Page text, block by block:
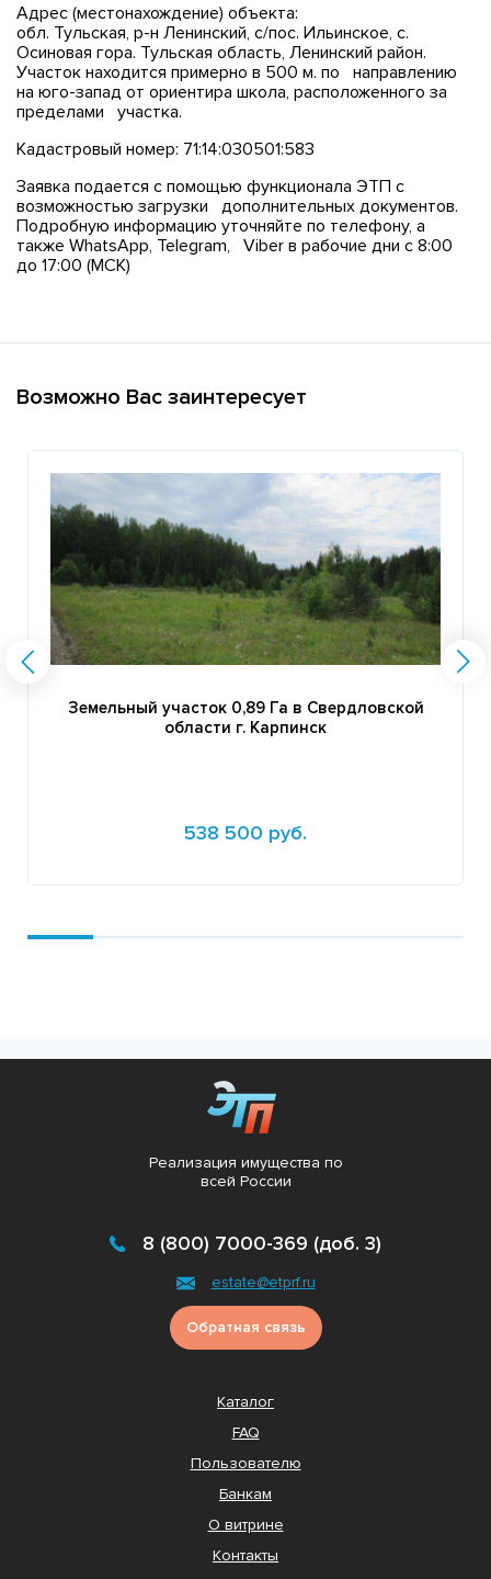
Адрес (местонахождение) объекта:
обл. Тульская, р-н Ленинский, с/пос. Ильинское, с.
Осиновая гора. Тульская область, Ленинский район.
Участок находится примерно в 500 м. по направлению
на юго-запад от ориентира школа, расположенного за
пределами участка.
Кадастровый номер: 71:14:030501:583
Заявка подается с помощью функционала ЭТП с
возможностью загрузки дополнительных документов.
Подробную информацию уточняйте по телефону, а
также WhatsApp, Telegram, Viber в рабочие дни с 8:00
до 17:00 (МСК)
Возможно Вас заинтересует
Земельный участок 0,89 Га в Свердловской
области г. Карпинск
538 500 руб.
Реализация имущества по
всей России
8 (800) 7000-369 (доб. 3)
estate@etprf.ru
Обратная связь
Каталог
FAQ
Пользователю
Банкам
О витрине
Контакты